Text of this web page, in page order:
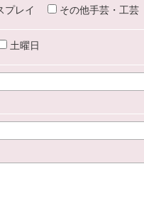
プレイ その他手芸・工芸
土曜日